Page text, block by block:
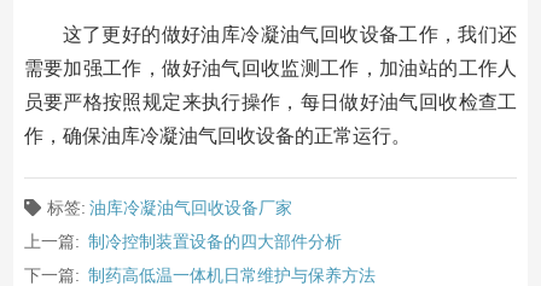
这了更好的做好油库冷凝油气回收设备工作，我们还
需要加强工作，做好油气回收监测工作，加油站的工作人
员要严格按照规定来执行操作，每日做好油气回收检查工
作，确保油库冷凝油气回收设备的正常运行。
标签: 油库冷凝油气回收设备厂家
上一篇: 制冷控制装置设备的四大部件分析
下一篇: 制药高低温一体机日常维护与保养方法